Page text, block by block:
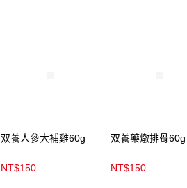
双養人參大補雞60g
NT$150
双養藥燉排骨60g
NT$150